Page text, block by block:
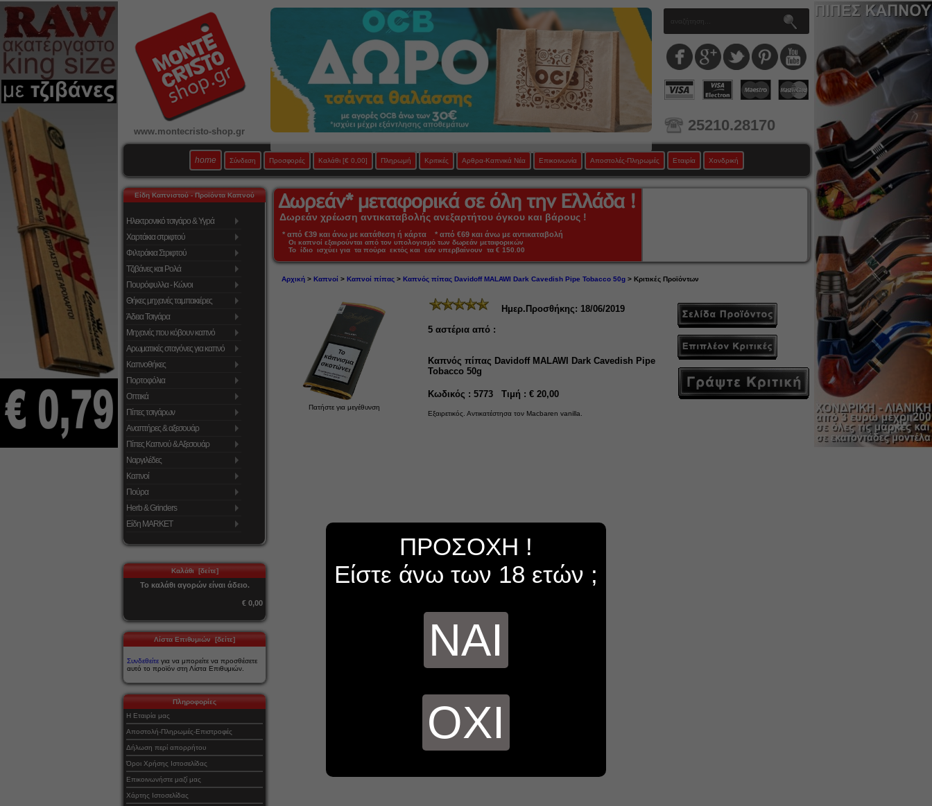
www.montecristo-shop.gr 25210.28170
home Σύνδεση Προσφορές Καλάθι [€ 0,00] Πληρωμή Κριτικές Αρθρα-Καπνικά Νέα Επικοινωνία Αποστολές-Πληρωμές Εταιρία Χονδρική
Είδη Καπνιστού - Προϊόντα Καπνού
Ηλεκτρονικό τσιγάρο & Υγρά
Χαρτάκια στριφτού
Φιλτράκια Στριφτού
Τζιβάνες και Ρολά
Πουρόφυλλα - Κώνοι
Θήκες μηχανές ταμπακιέρες
Άδεια Τσιγάρα
Μηχανές που κόβουν καπνό
Αρωματικές σταγόνες για καπνό
Καπνοθήκες
Πορτοφόλια
Οπτικά
Πίπες τσιγάρων
Αναπτήρες & αξεσουάρ
Πίπες Καπνού & Αξεσουάρ
Ναργιλέδες
Καπνοί
Πούρα
Herb & Grinders
Είδη MARKET
Καλάθι [δείτε]
Το καλάθι αγορών είναι άδειο.
€ 0,00
Λίστα Επιθυμιών [δείτε]
Συνδεθείτε για να μπορείτε να προσθέσετε
αυτό το προϊόν στη Λίστα Επιθυμιών.
Πληροφορίες
Η Εταιρία μας
Αποστολή-Πληρωμές-Επιστροφές
Δήλωση περί απορρήτου
Όροι Χρήσης Ιστοσελίδας
Επικοινωνήστε μαζί μας
Χάρτης Ιστοσελίδας
Δωρεάν χρέωση αντικαταβολής ανεξαρτήτου όγκου και βάρους !
* από €39 και άνω με κατάθεση ή κάρτα * από €69 και άνω με αντικαταβολή
Οι καπνοί εξαιρούνται από τον υπολογισμό των δωρεάν μεταφορικών
Το ίδιο ισχύει για τα πούρα εκτός και εάν υπερβαίνουν τα € 150.00
Αρχική> Καπνοί> Καπνοί πίπας> Καπνός πίπας Davidoff MALAWI Dark Cavedish Pipe Tobacco 50g> Κριτικές Προϊόντων
Πατήστε για μεγέθυνση
Ημερ.Προσθήκης: 18/06/2019
5 αστέρια από :
Καπνός πίπας Davidoff MALAWI Dark Cavedish Pipe
Tobacco 50g
Κωδικός : 5773 Τιμή : € 20,00
Εξαιρετικός. Αντικατέστησα τον Macbaren vanilla.
ΠΡΟΣΟΧΗ !
Είστε άνω των 18 ετών ;
ΝΑΙ
ΟΧΙ